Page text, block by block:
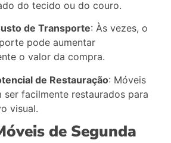
do tecido ou do couro.
de Transporte: Às vezes, o
pode aumentar
o valor da compra.
de Restauração: Móveis
ser facilmente restaurados para
visual.
de Segunda